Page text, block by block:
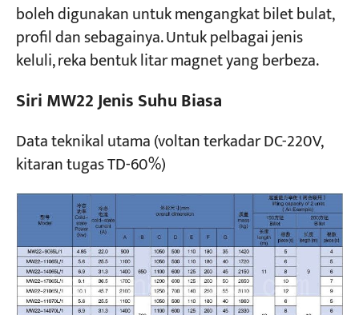
boleh digunakan untuk mengangkat bilet bulat,
profil dan sebagainya. Untuk pelbagai jenis
keluli, reka bentuk litar magnet yang berbeza.
Siri MW22 Jenis Suhu Biasa
Data teknikal utama (voltan terkadar DC-220V,
kitaran tugas TD-60%)